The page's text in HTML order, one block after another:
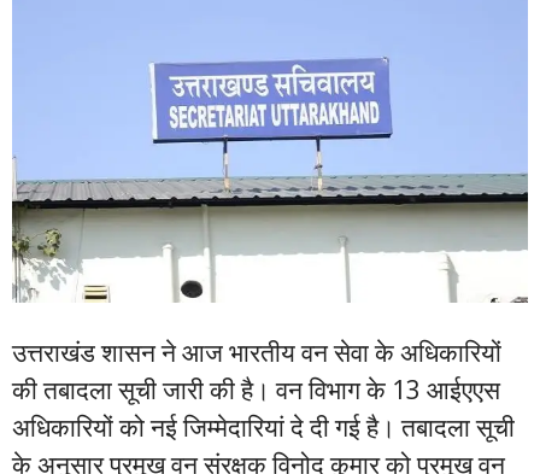
उत्तराखंड शासन ने आज भारतीय वन सेवा के अधिकारियों
की तबादला सूची जारी की है। वन विभाग के 13 आईएएस
अधिकारियों को नई जिम्मेदारियां दे दी गई है। तबादला सूची
के अनुसार प्रमुख वन संरक्षक विनोद कुमार को प्रमुख वन